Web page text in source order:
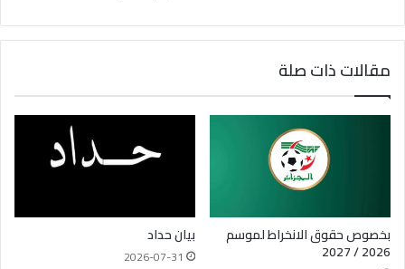
مقالات ذات صلة
بخصوص حقوق الانخراط لموسم
2026 / 2027
بيان حداد
2026-07-31